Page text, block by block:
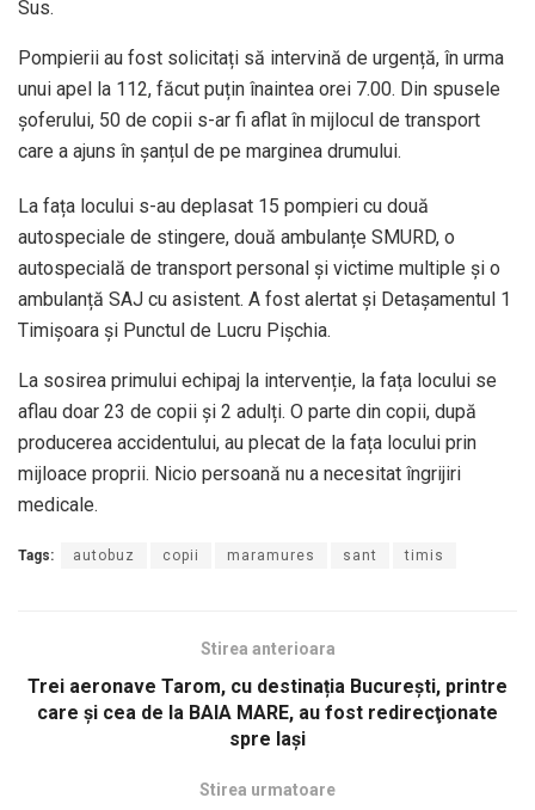
Sus.
Pompierii au fost solicitați să intervină de urgență, în urma
unui apel la 112, făcut puțin înaintea orei 7.00. Din spusele
șoferului, 50 de copii s-ar fi aflat în mijlocul de transport
care a ajuns în șanțul de pe marginea drumului.
La fața locului s-au deplasat 15 pompieri cu două
autospeciale de stingere, două ambulanțe SMURD, o
autospecială de transport personal și victime multiple și o
ambulanță SAJ cu asistent. A fost alertat și Detașamentul 1
Timișoara și Punctul de Lucru Pișchia.
La sosirea primului echipaj la intervenție, la fața locului se
aflau doar 23 de copii și 2 adulți. O parte din copii, după
producerea accidentului, au plecat de la fața locului prin
mijloace proprii. Nicio persoană nu a necesitat îngrijiri
medicale.
Tags: autobuz copii maramures sant timis
Stirea anterioara
Trei aeronave Tarom, cu destinația București, printre
care şi cea de la BAIA MARE, au fost redirecţionate
spre Iași
Stirea urmatoare